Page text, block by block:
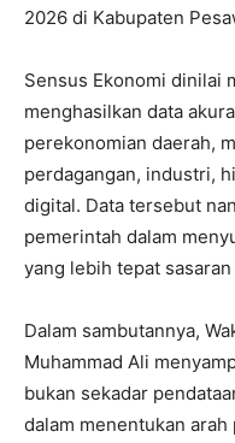
2026 di Kabupaten
Sensus Ekonomi dinilai
menghasilkan data
perekonomian daerah,
perdagangan, industri,
digital. Data tersebut
pemerintah dalam
yang lebih tepat
Dalam sambutannya,
Muhammad Ali
bukan sekadar
dalam menentukan